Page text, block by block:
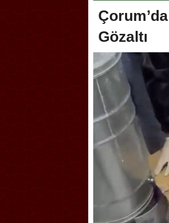
Gözaltı
Geleneksel Türk Okçuluğu
ev sahipliği yapıyor
Askerlik